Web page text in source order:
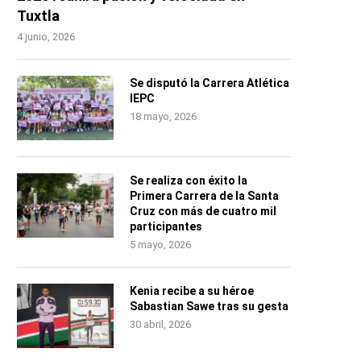
Tuxtla
4 junio, 2026
Se disputó la Carrera Atlética
IEPC
18 mayo, 2026
Se realiza con éxito la
Primera Carrera de la Santa
Cruz con más de cuatro mil
participantes
5 mayo, 2026
Kenia recibe a su héroe
Sabastian Sawe tras su gesta
30 abril, 2026